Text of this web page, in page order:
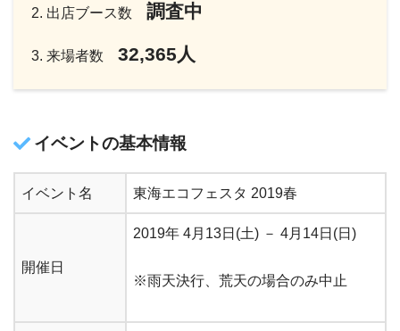
出店ブース数調査中
来場者数32,365人
イベントの基本情報
イベント名 東海エコフェスタ 2019春
開催日
2019年 4月13日(土) － 4月14日(日)
※雨天決行、荒天の場合のみ中止